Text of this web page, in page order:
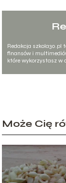
Redakcja szkola30.pl
finansów i
które wykorzystasz w
Może Cię